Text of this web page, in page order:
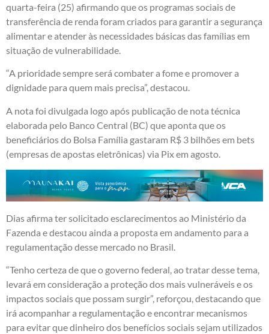
quarta-feira (25) afirmando que os programas sociais de
transferência de renda foram criados para garantir a segurança
alimentar e atender às necessidades básicas das famílias em
situação de vulnerabilidade.
“A prioridade sempre será combater a fome e promover a
dignidade para quem mais precisa”, destacou.
A nota foi divulgada logo após publicação de nota técnica
elaborada pelo Banco Central (BC) que aponta que os
beneficiários do Bolsa Família gastaram R$ 3 bilhões em bets
(empresas de apostas eletrônicas) via Pix em agosto.
Dias afirma ter solicitado esclarecimentos ao Ministério da
Fazenda e destacou ainda a proposta em andamento para a
regulamentação desse mercado no Brasil.
“Tenho certeza de que o governo federal, ao tratar desse tema,
levará em consideração a proteção dos mais vulneráveis e os
impactos sociais que possam surgir”, reforçou, destacando que
irá acompanhar a regulamentação e encontrar mecanismos
para evitar que dinheiro dos benefícios sociais sejam utilizados